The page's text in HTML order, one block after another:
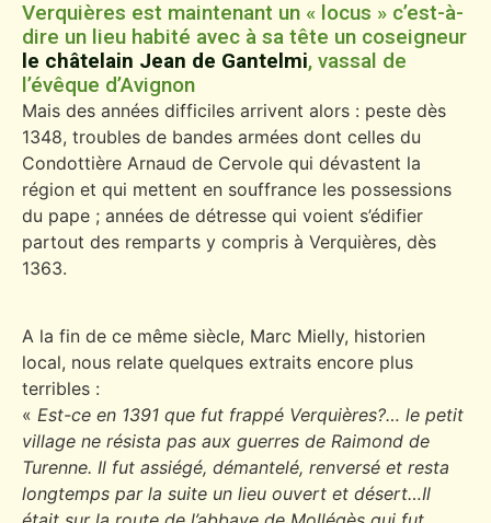
Verquières est maintenant un « locus » c’est-à-
dire un lieu habité avec à sa tête un coseigneur
le châtelain Jean de Gantelmi, vassal de
l’évêque d’Avignon
Mais des années difficiles arrivent alors : peste dès
1348, troubles de bandes armées dont celles du
Condottière Arnaud de Cervole qui dévastent la
région et qui mettent en souffrance les possessions
du pape ; années de détresse qui voient s’édifier
partout des remparts y compris à Verquières, dès
1363.
A la fin de ce même siècle, Marc Mielly, historien
local, nous relate quelques extraits encore plus
terribles :
« Est-ce en 1391 que fut frappé Verquières?… le petit
village ne résista pas aux guerres de Raimond de
Turenne. Il fut assiégé, démantelé, renversé et resta
longtemps par la suite un lieu ouvert et désert…Il